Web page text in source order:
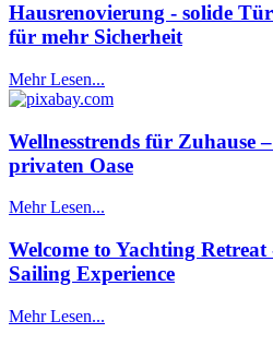
Hausrenovierung - solide
für mehr Sicherheit
Mehr Lesen...
Wellnesstrends für Zuhause
privaten Oase
Mehr Lesen...
Welcome to Yachting
Sailing Experience
Mehr Lesen...